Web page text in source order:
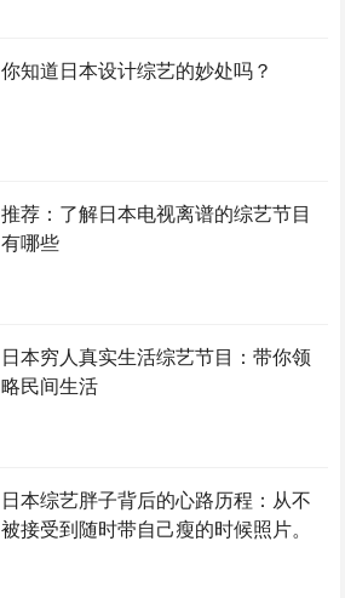
你知道日本设计综艺的妙处吗？
推荐：了解日本电视离谱的综艺节目
有哪些
日本穷人真实生活综艺节目：带你领
略民间生活
日本综艺胖子背后的心路历程：从不
被接受到随时带自己瘦的时候照片。